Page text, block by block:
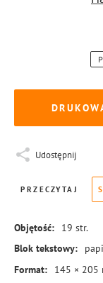
Udostępnij
PRZECZYTAJ
Objętość: 19 str.
Blok tekstowy:
Format:
145 × 205